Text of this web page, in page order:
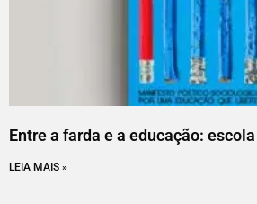
Entre a farda e a educação:
LEIA MAIS »